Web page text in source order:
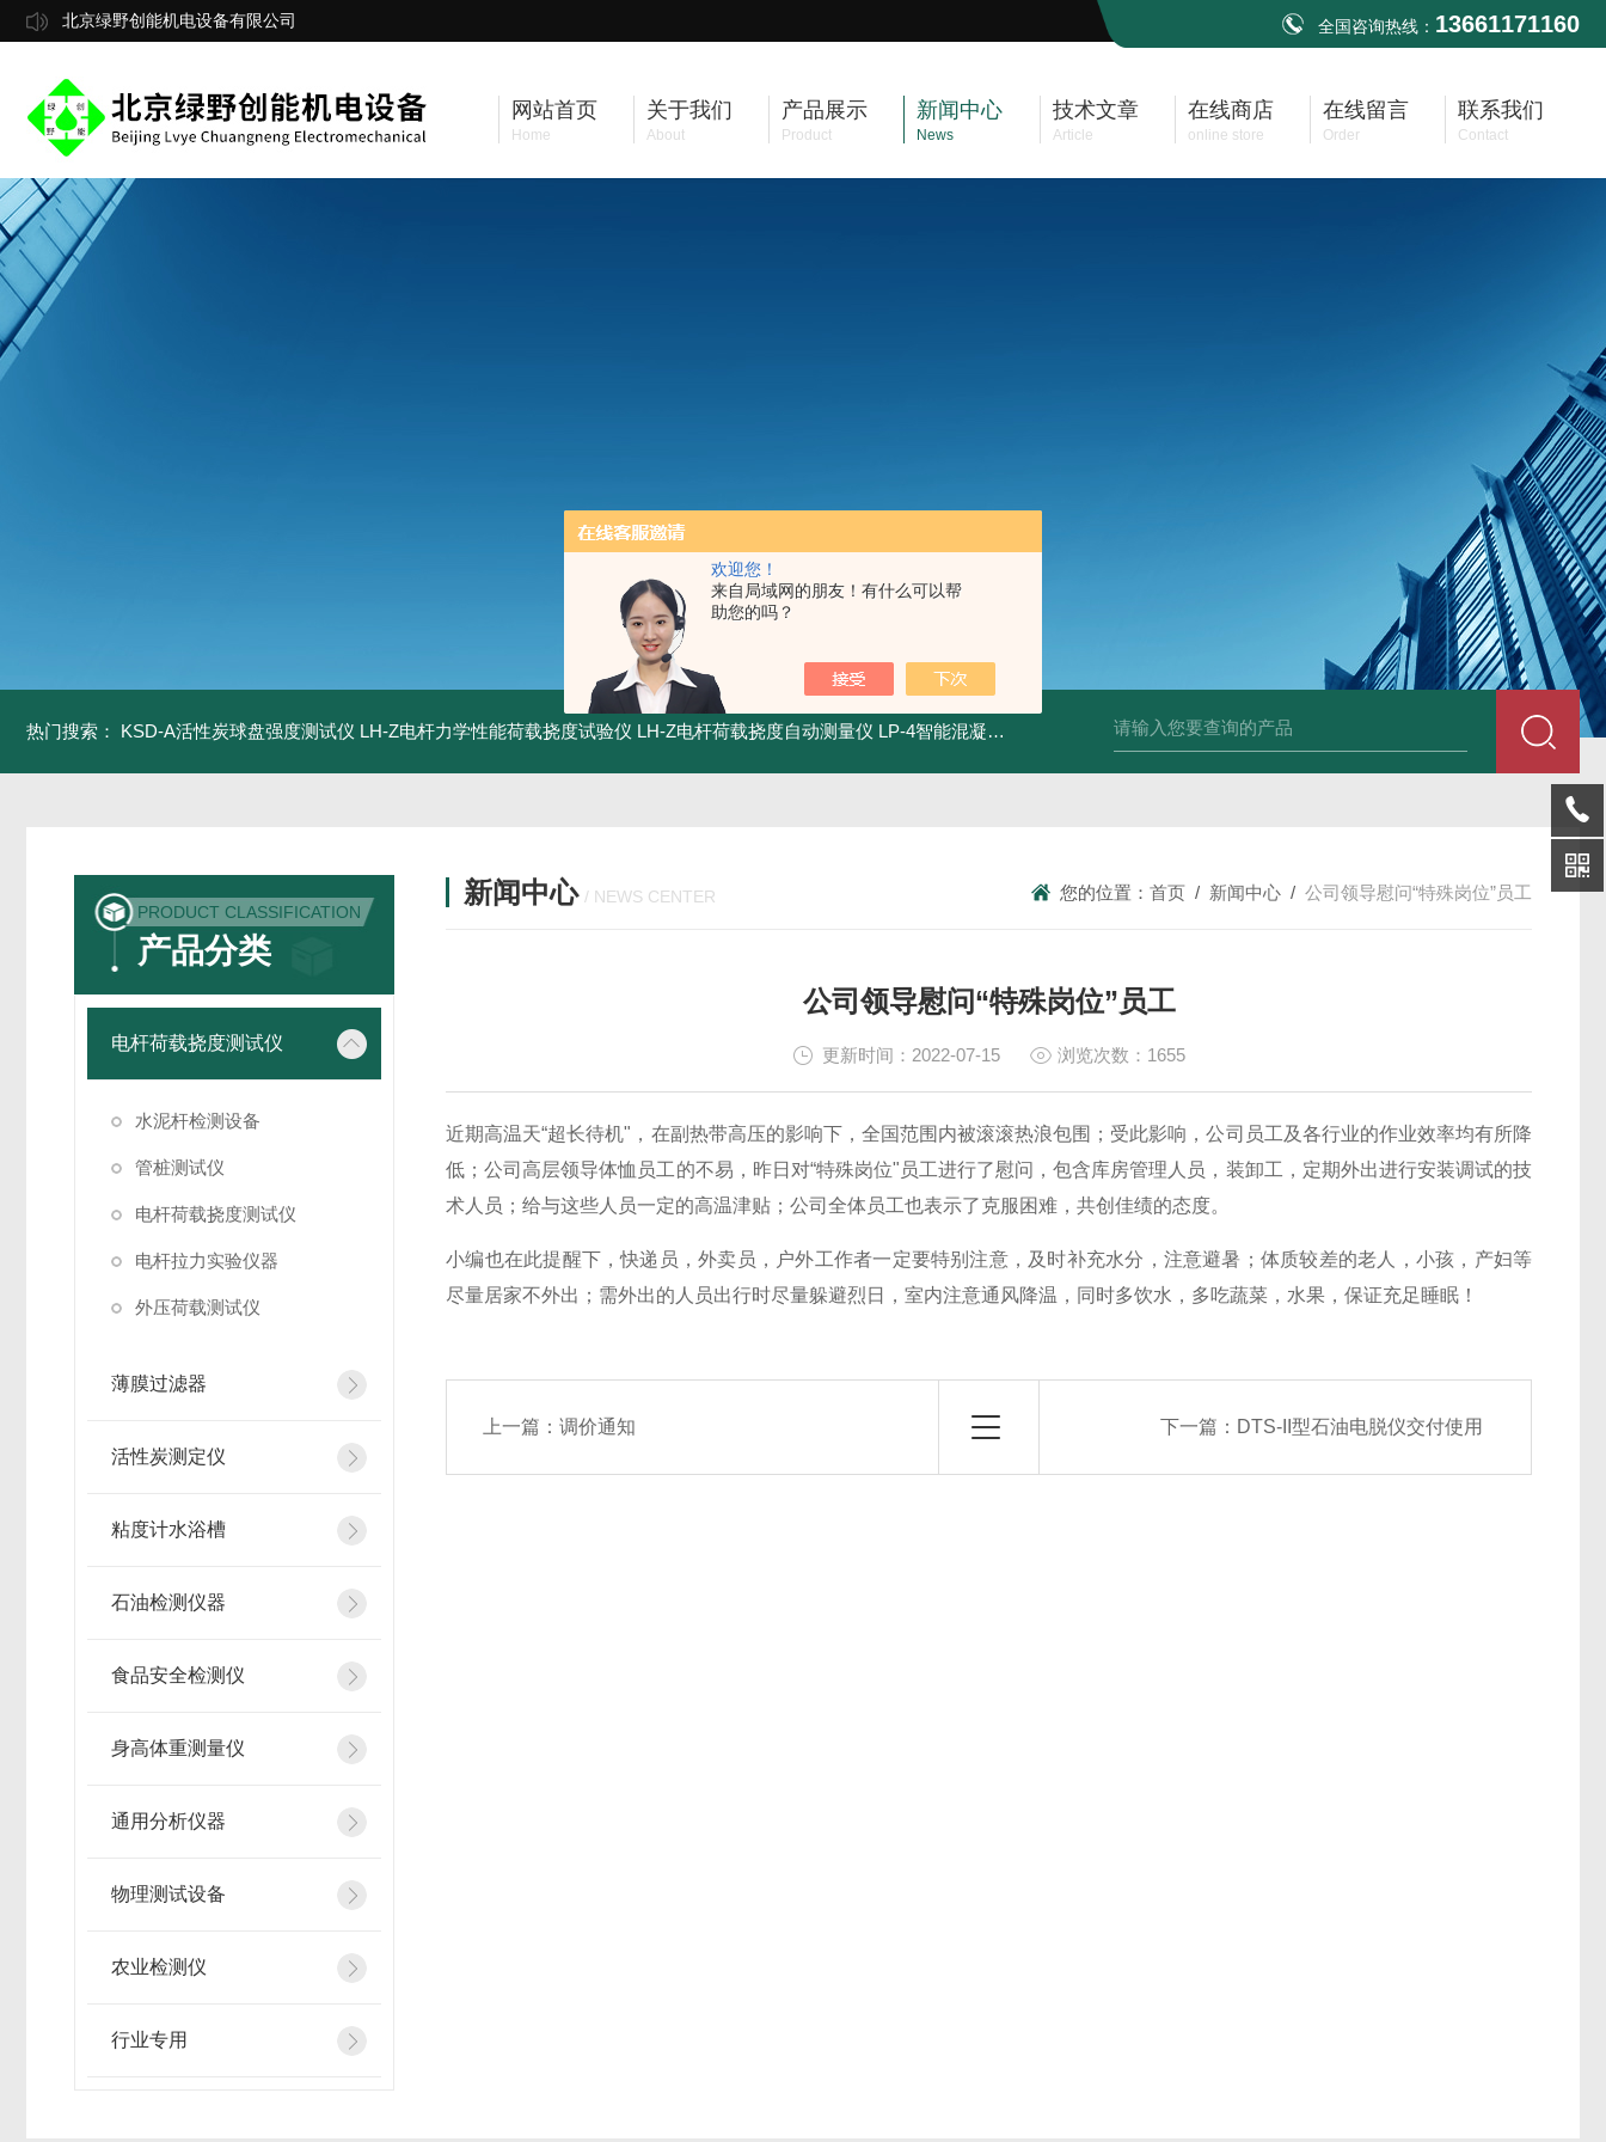
欢迎您！
来自局域网的朋友！有什么可以帮
助您的吗？
北京绿野创能机电设备有限公司 全国咨询热线： 13661171160
网站首页
Home
关于我们
About
产品展示
Product
新闻中心
News
技术文章
Article
在线商店
online store
在线留言
Order
联系我们
Contact
热门搜索： KSD-A活性炭球盘强度测试仪 LH-Z电杆力学性能荷载挠度试验仪 LH-Z电杆荷载挠度自动测量仪 LP-4智能混凝土电杆检测系统 LP-4混凝土电杆检测仪 LW-4电杆荷载挠度自动测量仪（无线
PRODUCT CLASSIFICATION
产品分类
电杆荷载挠度测试仪
水泥杆检测设备
管桩测试仪
电杆荷载挠度测试仪
电杆拉力实验仪器
外压荷载测试仪
薄膜过滤器
活性炭测定仪
粘度计水浴槽
石油检测仪器
食品安全检测仪
身高体重测量仪
通用分析仪器
物理测试设备
农业检测仪
行业专用
新闻中心 / NEWS CENTER 您的位置： 首页 / 新闻中心 / 公司领导慰问“特殊岗位”员工
公司领导慰问“特殊岗位”员工
更新时间：2022-07-15 浏览次数：1655
近期高温天“超长待机"，在副热带高压的影响下，全国范围内被滚滚热浪包围；受此影响，公司员工及各行业的作业效率均有所降
低；公司高层领导体恤员工的不易，昨日对“特殊岗位"员工进行了慰问，包含库房管理人员，装卸工，定期外出进行安装调试的技
术人员；给与这些人员一定的高温津贴；公司全体员工也表示了克服困难，共创佳绩的态度。
小编也在此提醒下，快递员，外卖员，户外工作者一定要特别注意，及时补充水分，注意避暑；体质较差的老人，小孩，产妇等
尽量居家不外出；需外出的人员出行时尽量躲避烈日，室内注意通风降温，同时多饮水，多吃蔬菜，水果，保证充足睡眠！
上一篇：调价通知 下一篇： DTS-II型石油电脱仪交付使用